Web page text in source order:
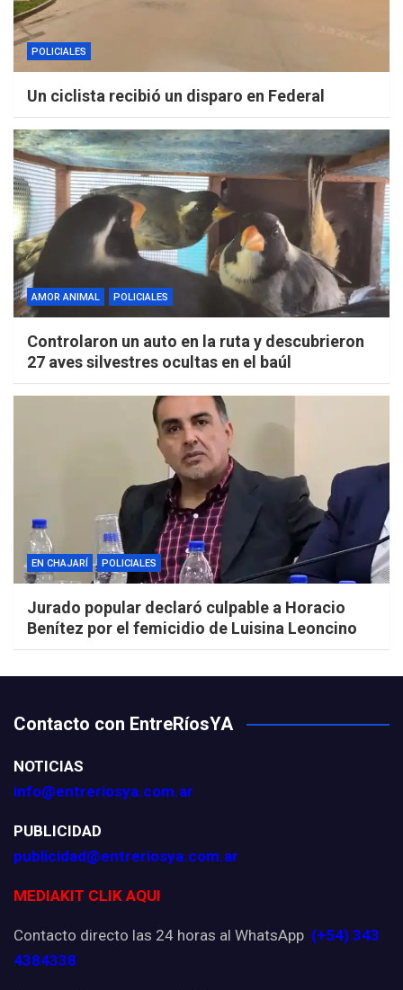
POLICIALES
Un ciclista recibió un disparo en Federal
AMOR ANIMAL POLICIALES
Controlaron un auto en la ruta y descubrieron
27 aves silvestres ocultas en el baúl
EN CHAJARÍ POLICIALES
Jurado popular declaró culpable a Horacio
Benítez por el femicidio de Luisina Leoncino
Contacto con EntreRíosYA
NOTICIAS
info@entreriosya.com.ar
PUBLICIDAD
publicidad@entreriosya.com.ar
MEDIAKIT CLIK AQUI
Contacto directo las 24 horas al WhatsApp (+54) 343
4384338